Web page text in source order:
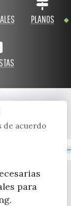
PLANOS
instagram
de acuerdo
para